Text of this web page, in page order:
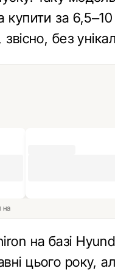
купити за
без
на
на базі
цього року,